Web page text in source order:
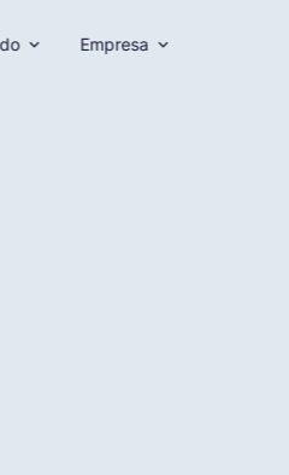
Empresa